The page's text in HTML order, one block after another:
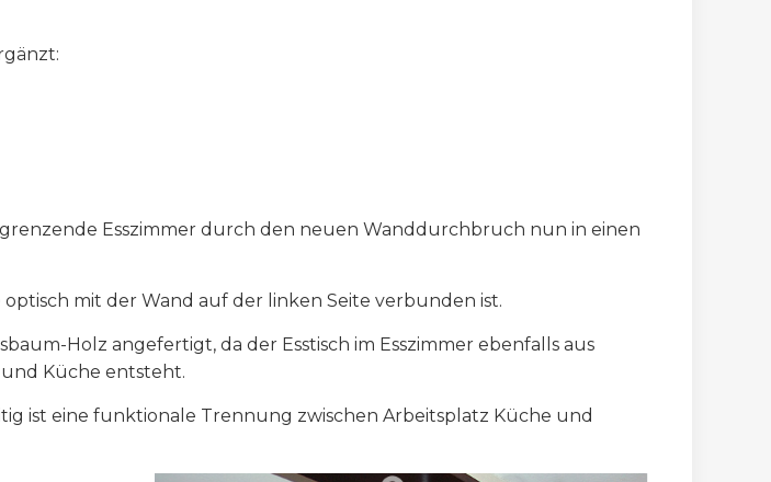
Esszimmer durch den neuen Wanddurchbruch nun in einen
mit der Wand auf der linken Seite verbunden ist.
Holz angefertigt, da der Esstisch im Esszimmer ebenfalls aus
und Küche entsteht.
ist eine funktionale Trennung zwischen Arbeitsplatz Küche und